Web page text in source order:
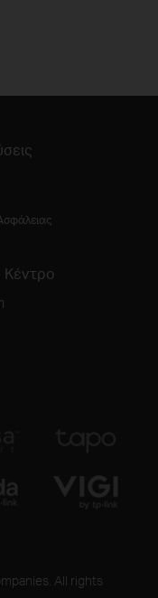
Κέντρο
All rights